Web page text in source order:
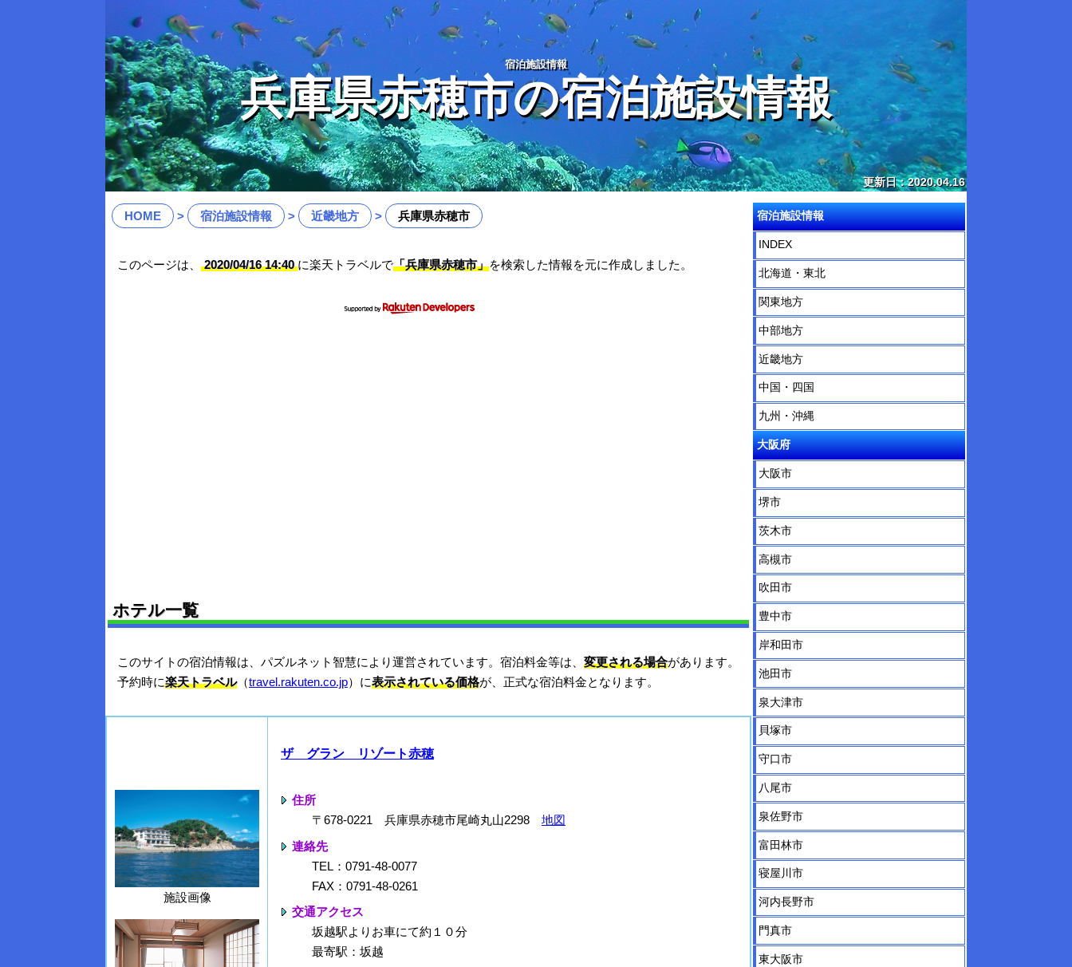
宿泊施設情報
兵庫県赤穂市の宿泊施設情報
更新日：2020.04.16
HOME 宿泊施設情報 近畿地方 兵庫県赤穂市
このページは、 2020/04/16 14:40に楽天トラベルで「兵庫県赤穂市」を検索した情報を元に作成しました。
ホテル一覧
このサイトの宿泊情報は、パズルネット智慧により運営されています。宿泊料金等は、 変更される場合があります。
予約時に楽天トラベル（travel.rakuten.co.jp）に表示されている価格が、正式な宿泊料金となります。
施設画像
ザ グラン リゾート赤穂
住所
〒678-0221 兵庫県赤穂市尾崎丸山2298 地図
連絡先
TEL：0791-48-0077
FAX：0791-48-0261
交通アクセス
坂越駅よりお車にて約１０分
最寄駅：坂越
宿泊施設情報
INDEX
北海道・東北
関東地方
中部地方
近畿地方
中国・四国
九州・沖縄
大阪府
大阪市
堺市
茨木市
高槻市
吹田市
豊中市
岸和田市
池田市
泉大津市
貝塚市
守口市
八尾市
泉佐野市
富田林市
寝屋川市
河内長野市
門真市
東大阪市